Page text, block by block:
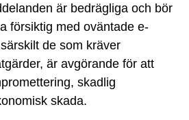
är bedrägliga och bör
försiktig med oväntade e-
de som kräver
är avgörande för att
skadlig
skada.